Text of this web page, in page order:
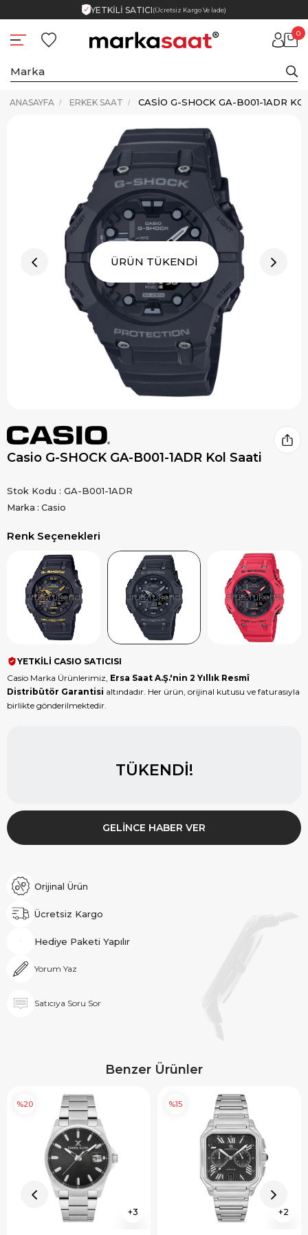
YETKİLİ SATICI(Ücretsiz Kargo Ve İade)
0
ANASAYFA ERKEK SAAT CASIO G-SHOCK GA-B001-1ADR
ÜRÜN TÜKENDİ
Casio G-SHOCK GA-B001-1ADR Kol Saati
Stok Kodu
GA-B001-1ADR
Marka : Casio
Renk Seçenekleri
Ürün Tükendi Ürün Tükendi Ürün Tükendi
YETKİLİ CASIO SATICISI
Casio Marka Ürünlerimiz, Ersa Saat A.Ş.'nin 2 Yıllık Resmî
Distribütör Garantisi altındadır. Her ürün, orijinal kutusu ve faturasıyla
birlikte gönderilmektedir.
TÜKENDI!
GELINCE HABER VER
Orijinal Ürün
Ücretsiz Kargo
Hediye Paketi Yapılır
Yorum Yaz
Satıcıya Soru Sor
Benzer Ürünler
3
%20
2
%15